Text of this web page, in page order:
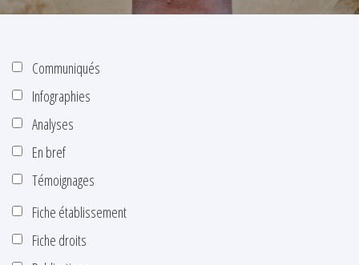
Communiqués
Infographies
Analyses
En bref
Témoignages
Fiche établissement
Fiche droits